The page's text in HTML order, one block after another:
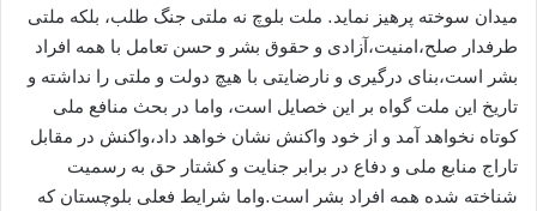
میدان سوخته پرهیز نماید. ملت بلوچ نه ملتی جنگ طلب، بلکه ملتی
طرفدار صلح،امنیت،آزادی و حقوق بشر و حسن تعامل با همه افراد
بشر است،بنای درگیری و نارضایتی با هیچ دولت و ملتی را نداشته و
تاریخ این ملت گواه بر این خصایل است، واما در بحث منافع ملی
کوتاه نخواهد آمد و از خود واکنش نشان خواهد داد،واکنش در مقابل
تاراج منابع ملی و دفاع در برابر جنایت و کشتار حق به رسمیت
شناخته شده همه افراد بشر است.واما شرایط فعلی بلوچستان که